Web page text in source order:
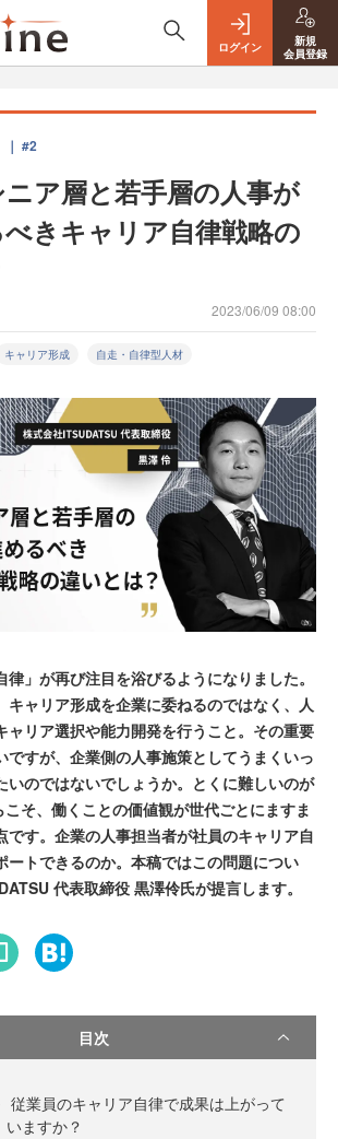
ログイン
新規
会員登録
｜ #2
ア層と若手層の人事が
きキャリア自律戦略の
2023/06/09 08:00
キャリア形成 自走・自律型人材
」が再び注目を浴びるようになりました。
キャリア形成を企業に委ねるのではなく、人
ャリア選択や能力開発を行うこと。その重要
ですが、企業側の人事施策としてうまくいっ
いのではないでしょうか。とくに難しいのが
そ、働くことの価値観が世代ごとにますま
です。企業の人事担当者が社員のキャリア自
ートできるのか。本稿ではこの問題につい
代表取締役 黒澤伶氏が提言します。
目次
従業員のキャリア自律で成果は上がって
いますか？